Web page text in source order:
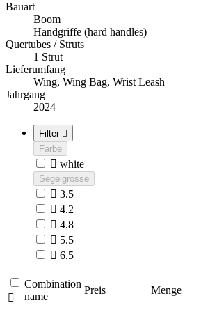
Bauart
Boom
Handgriffe (hard handles)
Quertubes / Struts
1 Strut
Lieferumfang
Wing, Wing Bag, Wrist Leash
Jahrgang
2024
Filter 
Farbe
 white
Segelgrösse
 3.5
 4.2
 4.8
 5.5
 6.5

Combination
name
Preis Menge